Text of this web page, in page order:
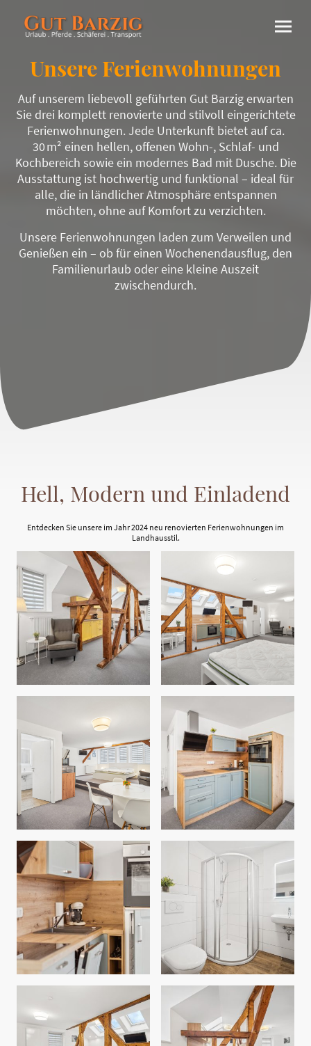
Unsere Ferienwohnungen
Auf unserem liebevoll geführten Gut Barzig erwarten
Sie drei komplett renovierte und stilvoll eingerichtete
Ferienwohnungen. Jede Unterkunft bietet auf ca.
30 m² einen hellen, offenen Wohn-, Schlaf- und
Kochbereich sowie ein modernes Bad mit Dusche. Die
Ausstattung ist hochwertig und funktional – ideal für
alle, die in ländlicher Atmosphäre entspannen
möchten, ohne auf Komfort zu verzichten.
Unsere Ferienwohnungen laden zum Verweilen und
Genießen ein – ob für einen Wochenendausflug, den
Familienurlaub oder eine kleine Auszeit
zwischendurch.
Hell, Modern und Einladend
Entdecken Sie unsere im Jahr 2024 neu renovierten Ferienwohnungen im
Landhausstil.